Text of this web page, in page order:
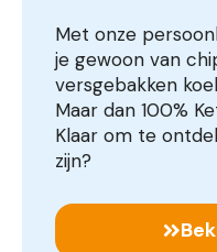
Met onze
je gewoon van
versgebakken
Maar dan 100%
Klaar om te
zijn?